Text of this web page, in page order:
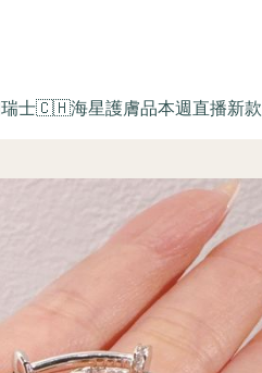
瑞士🇨🇭海星護膚品本週直播新款